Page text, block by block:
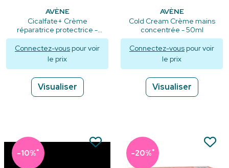
AVÈNE
Cicalfate+ Crème
réparatrice protectrice -
15ml
Connectez-vous pour voir
le prix
Visualiser
AVÈNE
Cold Cream Crème mains
concentrée - 50ml
Connectez-vous pour voir
le prix
Visualiser
-10%* -20%*